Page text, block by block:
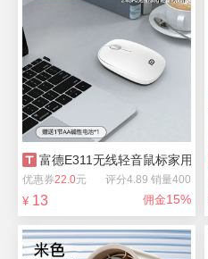
富德E311无线轻音鼠标家用
优惠券22.0元 评分4.89 销量400
¥ 13 佣金15%